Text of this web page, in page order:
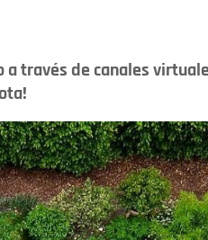
través de canales